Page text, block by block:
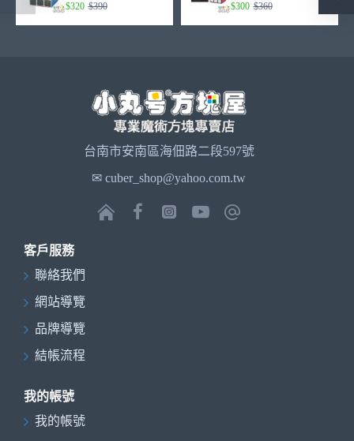
$320 $390 $300 $360
台南市安南區海佃路二段597號
✉ cuber_shop@yahoo.com.tw
客戶服務
聯絡我們
網站導覽
品牌導覽
結帳流程
我的帳號
我的帳號